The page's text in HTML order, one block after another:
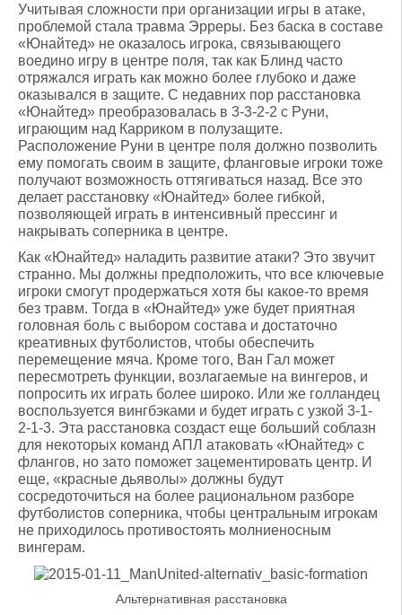
Учитывая сложности при организации игры в атаке,
проблемой стала травма Эрреры. Без баска в составе
«Юнайтед» не оказалось игрока, связывающего
воедино игру в центре поля, так как Блинд часто
отряжался играть как можно более глубоко и даже
оказывался в защите. С недавних пор расстановка
«Юнайтед» преобразовалась в 3-3-2-2 с Руни,
играющим над Карриком в полузащите.
Расположение Руни в центре поля должно позволить
ему помогать своим в защите, фланговые игроки тоже
получают возможность оттягиваться назад. Все это
делает расстановку «Юнайтед» более гибкой,
позволяющей играть в интенсивный прессинг и
накрывать соперника в центре.
Как «Юнайтед» наладить развитие атаки? Это звучит
странно. Мы должны предположить, что все ключевые
игроки смогут продержаться хотя бы какое-то время
без травм. Тогда в «Юнайтед» уже будет приятная
головная боль с выбором состава и достаточно
креативных футболистов, чтобы обеспечить
перемещение мяча. Кроме того, Ван Гал может
пересмотреть функции, возлагаемые на вингеров, и
попросить их играть более широко. Или же голландец
воспользуется вингбэками и будет играть с узкой 3-1-
2-1-3. Эта расстановка создаст еще больший соблазн
для некоторых команд АПЛ атаковать «Юнайтед» с
флангов, но зато поможет зацементировать центр. И
еще, «красные дьяволы» должны будут
сосредоточиться на более рациональном разборе
футболистов соперника, чтобы центральным игрокам
не приходилось противостоять молниеносным
вингерам.
Альтернативная расстановка